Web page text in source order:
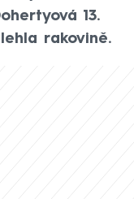
13.
rakovině.